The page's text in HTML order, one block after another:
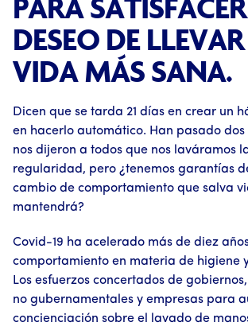
DESEO DE
VIDA MÁS SANA.
Dicen que se tarda 21 días en crear un
en hacerlo automático. Han pasado dos
nos dijeron a todos que nos laváramos
regularidad, pero ¿tenemos garantías
cambio de comportamiento que salva
mantendrá?
Covid-19 ha acelerado más de diez
comportamiento en materia de higiene
Los esfuerzos concertados de
no gubernamentales y empresas para
concienciación sobre el lavado de